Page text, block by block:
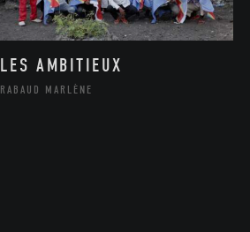
LES AMBITIEUX
RABAUD MARLÈNE